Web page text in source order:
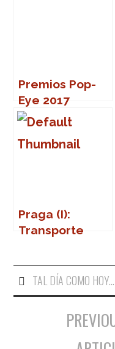
Premios Pop-
Eye 2017
Praga (I):
Transporte
TAL DÍA COMO HOY...